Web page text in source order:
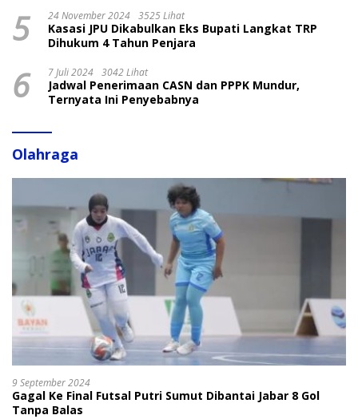
5 24 November 2024 3525 Lihat
Kasasi JPU Dikabulkan Eks Bupati Langkat TRP
Dihukum 4 Tahun Penjara
6 7 Juli 2024 3042 Lihat
Jadwal Penerimaan CASN dan PPPK Mundur,
Ternyata Ini Penyebabnya
Olahraga
9 September 2024
Gagal Ke Final Futsal Putri Sumut Dibantai Jabar 8 Gol
Tanpa Balas